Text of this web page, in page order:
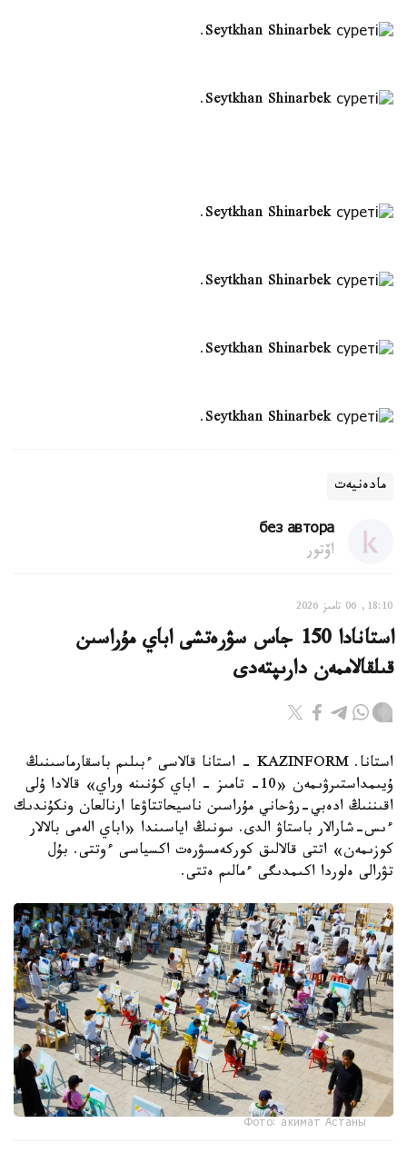
مادەنيەت
без автора
اۆتور
18:10, 06 تامىز 2026
استانادا 150 جاس سۋرەتشى اباي مۇراسىن
قىلقالاممەن دارىپتەدى
استانا. KAZINFORM - استانا قالاسى ءبىلىم باسقارماسىنىڭ
ۇيىمداستىرۋىمەن «10- تامىز - اباي كۇنىنە وراي» قالادا ۇلى
اقىننىڭ ادەبي-رۋحاني مۇراسىن ناسيحاتتاۋعا ارنالعان ونكۇندىك
ءىس-شارالار باستاۋ الدى. سونىڭ اياسىندا «اباي الەمى بالالار
كوزىمەن» اتتى قالالىق كوركەمسۋرەت اكسياسى ءوتتى. بۇل
تۋرالى ەلوردا اكىمدىگى ءمالىم ەتتى.
Фото: акимат Астаны